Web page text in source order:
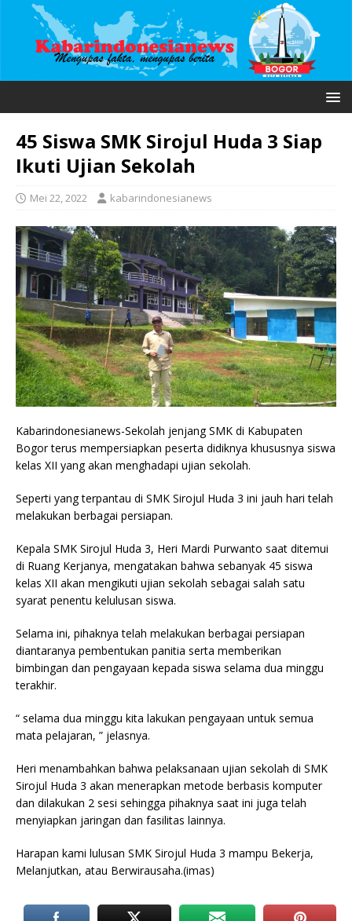
45 Siswa SMK Sirojul Huda 3 Siap
Ikuti Ujian Sekolah
Mei 22, 2022 kabarindonesianews
Kabarindonesianews-Sekolah jenjang SMK di Kabupaten
Bogor terus mempersiapkan peserta didiknya khususnya siswa
kelas XII yang akan menghadapi ujian sekolah.
Seperti yang terpantau di SMK Sirojul Huda 3 ini jauh hari telah
melakukan berbagai persiapan.
Kepala SMK Sirojul Huda 3, Heri Mardi Purwanto saat ditemui
di Ruang Kerjanya, mengatakan bahwa sebanyak 45 siswa
kelas XII akan mengikuti ujian sekolah sebagai salah satu
syarat penentu kelulusan siswa.
Selama ini, pihaknya telah melakukan berbagai persiapan
diantaranya pembentukan panitia serta memberikan
bimbingan dan pengayaan kepada siswa selama dua minggu
terakhir.
“ selama dua minggu kita lakukan pengayaan untuk semua
mata pelajaran, ” jelasnya.
Heri menambahkan bahwa pelaksanaan ujian sekolah di SMK
Sirojul Huda 3 akan menerapkan metode berbasis komputer
dan dilakukan 2 sesi sehingga pihaknya saat ini juga telah
menyiapkan jaringan dan fasilitas lainnya.
Harapan kami lulusan SMK Sirojul Huda 3 mampu Bekerja,
Melanjutkan, atau Berwirausaha.(imas)